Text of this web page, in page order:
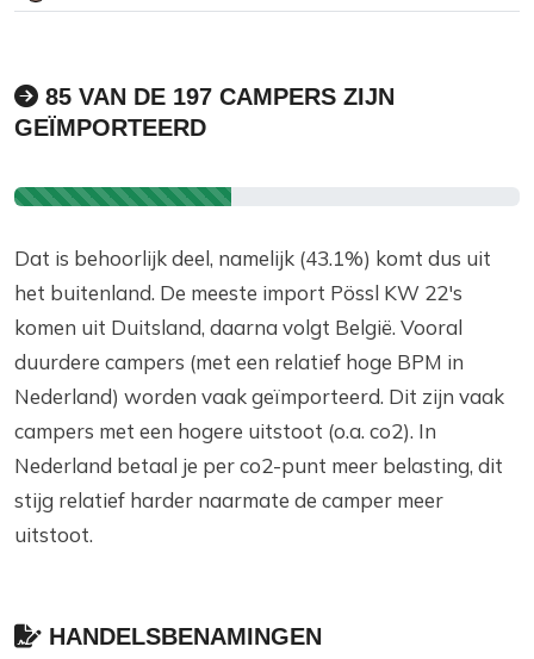
85 VAN DE 197 CAMPERS ZIJN
GEÏMPORTEERD
Dat is behoorlijk deel, namelijk (43.1%) komt dus uit
het buitenland. De meeste import Pössl KW 22's
komen uit Duitsland, daarna volgt België. Vooral
duurdere campers (met een relatief hoge BPM in
Nederland) worden vaak geïmporteerd. Dit zijn vaak
campers met een hogere uitstoot (o.a. co2). In
Nederland betaal je per co2-punt meer belasting, dit
stijg relatief harder naarmate de camper meer
uitstoot.
HANDELSBENAMINGEN